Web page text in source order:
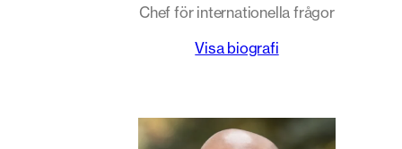
Chef för internationella frågor
Visa biografi